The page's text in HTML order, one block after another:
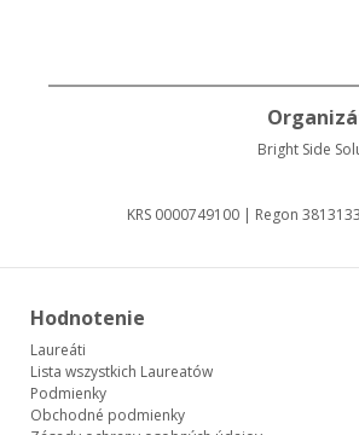
Bright Side
KRS 0000749100 | Regon
Hodnotenie
Laureáti
Lista wszystkich Laureatów
Podmienky
Obchodné podmienky